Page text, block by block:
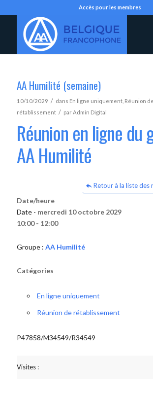
Accès pour les membres
AA Humilité (semaine)
10/10/2029 / dans En ligne uniquement, Réunion de
rétablissement / parAdmin Digital
Réunion en ligne du
AA Humilité
Retour à la liste des
Date/heure
Date - mercredi 10 octobre 2029
10:00 - 12:00
Groupe : AA Humilité
Catégories
En ligne uniquement
Réunion de rétablissement
P47858/M34549/R34549
Visites :